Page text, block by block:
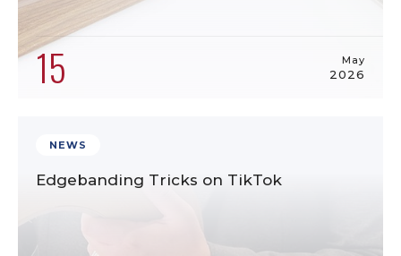
15 May
2026
NEWS
Edgebanding Tricks on TikTok